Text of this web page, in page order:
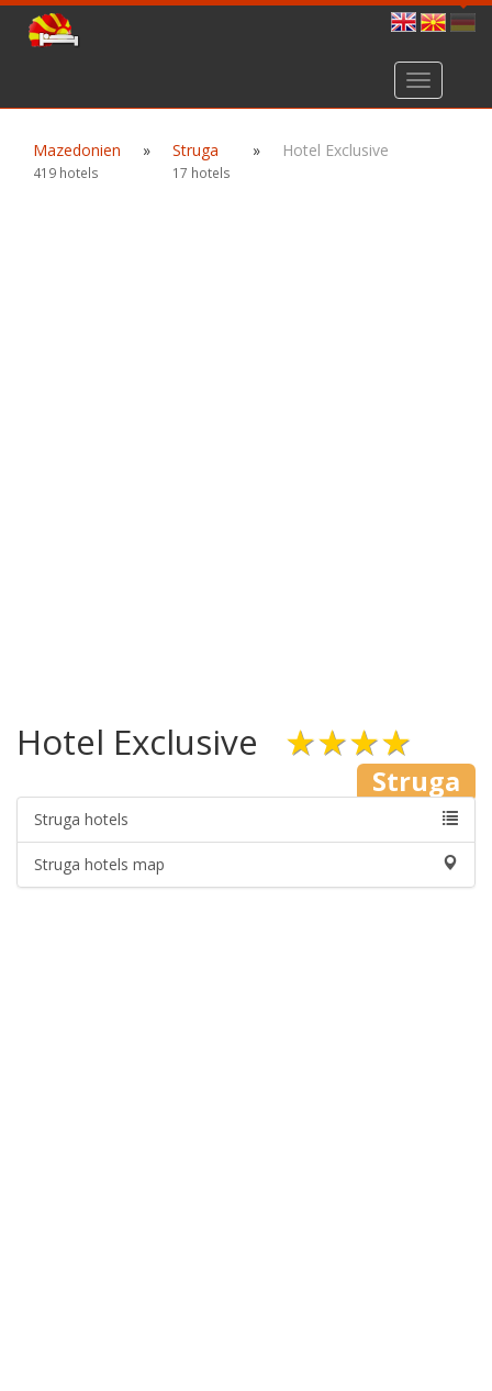
Toggle
navigation
Mazedonien
419 hotels
» Struga
17 hotels
» Hotel Exclusive
Hotel Exclusive ★★★★
Struga
Struga hotels
Struga hotels map